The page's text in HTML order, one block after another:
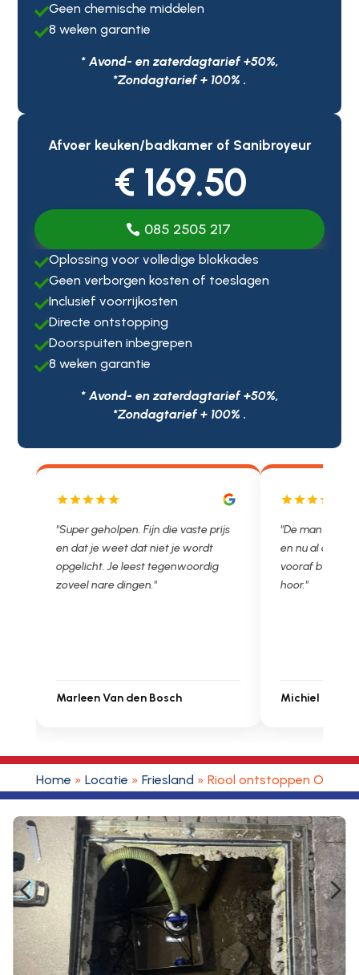
Geen chemische middelen
8 weken garantie
* Avond- en zaterdagtarief +50%,
*Zondagtarief + 100% .
Afvoer keuken/badkamer of Sanibroyeur
€ 169.50
085 2505 217
Oplossing voor volledige blokkades
Geen verborgen kosten of toeslagen
Inclusief voorrijkosten
Directe ontstopping
Doorspuiten inbegrepen
8 weken garantie
* Avond- en zaterdagtarief +50%,
*Zondagtarief + 100% .
"De man rijden net weg. 11.00 gebeld
en nu al opgelost voor een vast en
vooraf besproken tarief. Lekker
hoor."
Michiel Uitdenbongerd
"Wat een fijn
met een
je niet zo goed
Ontstoppen.nl
Sarah Touat
Home » Locatie » Friesland » Riool ontstoppen
4 5